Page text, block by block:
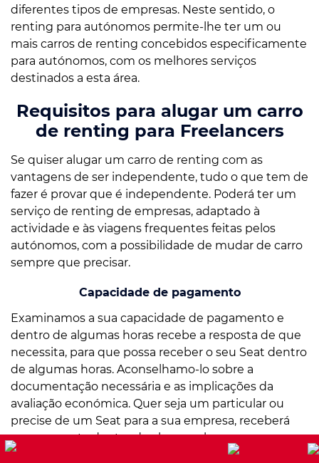
diferentes tipos de empresas. Neste sentido, o
renting para autónomos permite-lhe ter um ou
mais carros de renting concebidos especificamente
para autónomos, com os melhores serviços
destinados a esta área.
Requisitos para alugar um carro
de renting para Freelancers
Se quiser alugar um carro de renting com as
vantagens de ser independente, tudo o que tem de
fazer é provar que é independente. Poderá ter um
serviço de renting de empresas, adaptado à
actividade e às viagens frequentes feitas pelos
autónomos, com a possibilidade de mudar de carro
sempre que precisar.
Capacidade de pagamento
Examinamos a sua capacidade de pagamento e
dentro de algumas horas recebe a resposta de que
necessita, para que possa receber o seu Seat dentro
de algumas horas. Aconselhamo-lo sobre a
documentação necessária e as implicações da
avaliação económica. Quer seja um particular ou
precise de um Seat para a sua empresa, receberá
uma resposta dentro de algumas horas.